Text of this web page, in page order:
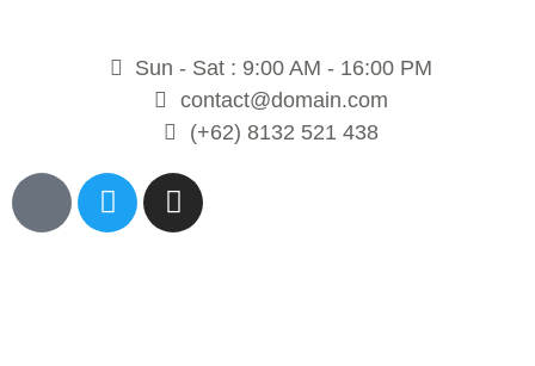
Sun - Sat : 9:00 AM - 16:00 PM
contact@domain.com
(+62) 8132 521 438